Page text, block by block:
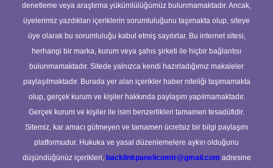
denetleme veya araştırma yükümlülüğümüz bulunmamaktadır. Ancak,
üyelerimiz yazdıkları içeriklerin sorumluluğunu taşımakta olup, siteye
üye olarak bu sorumluluğu kabul etmiş sayılırlar. Bu internet sitesi,
herhangi bir marka, kurum veya şahıs şirketi ile hiçbir bağlantısı
bulunmamaktadır. Sitede yalnızca kendi hazırladığımız makaleler
paylaşılmaktadır. Burada yer alan içerikler haber niteliği taşımamakta
olup, gerçek kurum ve kişiler hakkında paylaşım yapılmamaktadır.
Gerçek kurum ve kişiler ile isim benzerlikleri tamamen tesadüfidir.
Sitemiz, kar amacı gütmeyen ve tamamen ücretsiz bir bilgi paylaşım
platformudur. Hukuka ve yasal düzenlemelere aykırı olduğunu
düşündüğünüz içerikleri, backlinkpanelicomtr@gmail.com adresine